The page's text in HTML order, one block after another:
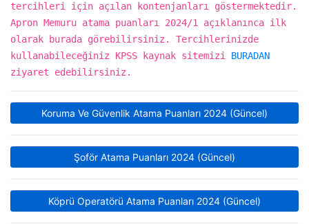
tercihleri için açılan kontenjanları göstermektedir.
Apron Memuru atama puanları 2024/1 açıklanınca ilk
olarak burada görebilirsiniz. Tercihlerinizde
kullanabileceğiniz KPSS kaynak sitemizi BURADAN
ziyaret edebilirsiniz.
Koruma Ve Güvenlik Atama Puanları 2024 (Güncel)
Şoför Atama Puanları 2024 (Güncel)
Köprü Operatörü Atama Puanları 2024 (Güncel)